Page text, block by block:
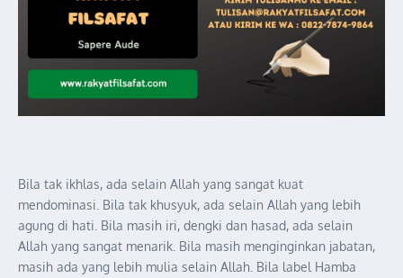
Bila tak ikhlas, ada selain Allah yang sangat kuat
mendominasi. Bila tak khusyuk, ada selain Allah yang lebih
agung di hati. Bila masih iri, dengki dan hasad, ada selain
Allah yang sangat menarik. Bila masih menginginkan jabatan,
masih ada yang lebih mulia selain Allah. Bila label Hamba